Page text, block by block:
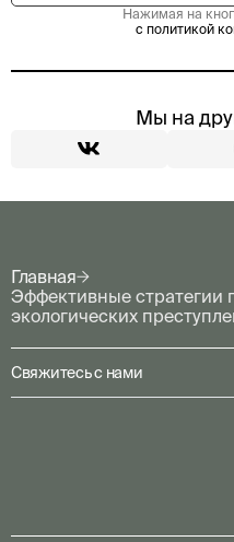
Нажимая на
с политикой
Мы на
Главная
Эффективные стратегии
экологических
Свяжитесь с нами